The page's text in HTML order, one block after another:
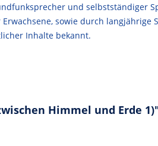
und selbstständiger
sowie durch langjährige
Inhalte bekannt.
Himmel und Erde